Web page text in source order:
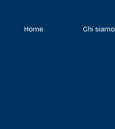
Home Chi siamo